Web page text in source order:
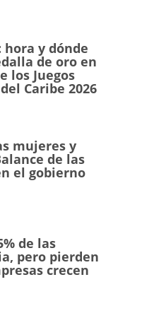
hora y dónde
de oro en
los Juegos
Caribe 2026
mujeres y
de las
el gobierno
de las
pero pierden
crecen